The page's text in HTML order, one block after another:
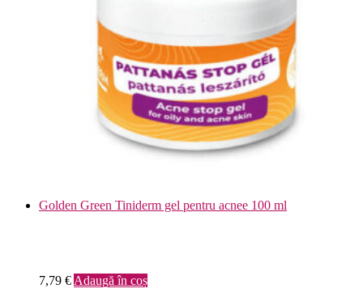
Golden Green Tiniderm gel pentru acnee 100 ml
7,79 € Adaugă în coș